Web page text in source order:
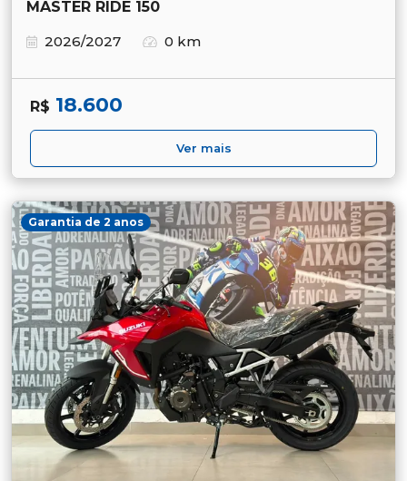
MASTER RIDE 150
2026/2027
0 km
R$ 18.600
Ver mais
Garantia de 2 anos